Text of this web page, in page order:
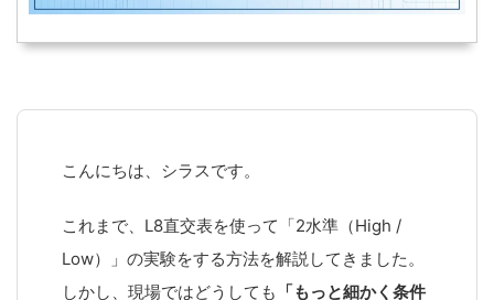
こんにちは、シラスです。
これまで、L8直交表を使って「2水準（High /
Low）」の実験をする方法を解説してきました。
しかし、現場ではどうしても 「もっと細かく条件